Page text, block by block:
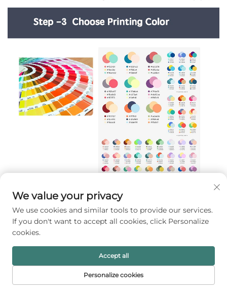
HALAMAN
We value your privacy
We use cookies and similar tools to provide our services.
If you don't want to accept all cookies, click Personalize
cookies.
Personalize cookies
Accept all